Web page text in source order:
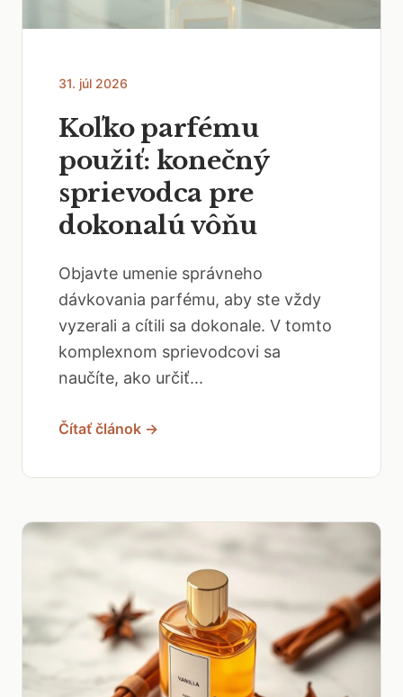
31. júl 2026
Koľko parfému
použiť: konečný
sprievodca pre
dokonalú vôňu
Objavte umenie správneho
dávkovania parfému, aby ste vždy
vyzerali a cítili sa dokonale. V tomto
komplexnom sprievodcovi sa
naučíte, ako určiť...
Čítať článok →